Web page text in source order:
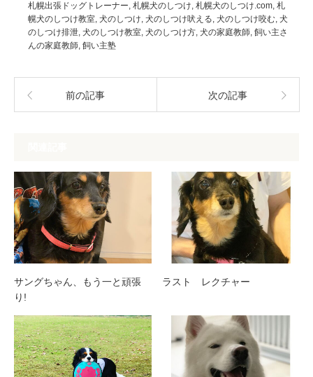
札幌出張ドッグトレーナー 札幌犬のしつけ 札幌犬のしつけ.com 札
幌犬のしつけ教室 犬のしつけ 犬のしつけ吠える 犬のしつけ咬む 犬
のしつけ排泄 犬のしつけ教室 犬のしつけ方 犬の家庭教師 飼い主さ
んの家庭教師 飼い主塾
前の記事 次の記事
サングちゃん、もう一と頑張
り!
ラスト レクチャー